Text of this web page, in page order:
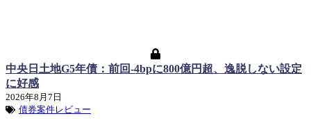
中央日土地G5年債：前回-4bpに800億円超、逸脱しない設定
に好感
2026年8月7日
債券案件レビュー